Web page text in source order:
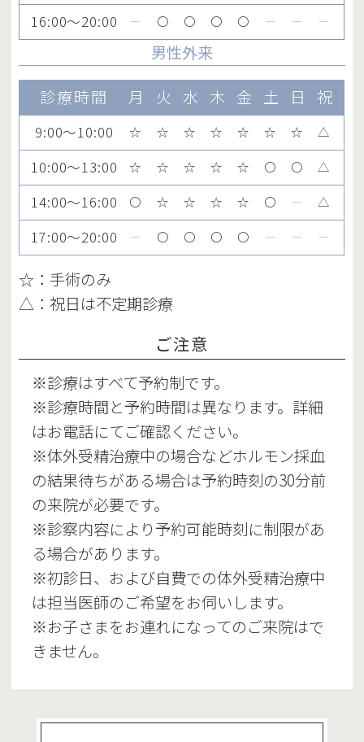
16:00～20:00 ー 〇 〇 〇 〇 ー ー ー
男性外来
診療時間
月 火 水 木 金 土 日 祝
9:00～10:00 ☆ ☆ ☆ ☆ ☆ ☆ ☆ △
10:00～13:00 ☆ ☆ ☆ ☆ ☆ 〇 〇 △
14:00～16:00 〇 ☆ ☆ ☆ ☆ 〇 ー △
17:00～20:00 ー 〇 〇 〇 〇 ー ー ー
☆：手術のみ
△：祝日は不定期診療
ご注意
※診療はすべて予約制です。
※診療時間と予約時間は異なります。詳細
はお電話にてご確認ください。
※体外受精治療中の場合などホルモン採血
の結果待ちがある場合は予約時刻の30分前
の来院が必要です。
※診察内容により予約可能時刻に制限があ
る場合があります。
※初診日、および自費での体外受精治療中
は担当医師のご希望をお伺いします。
※お子さまをお連れになってのご来院はで
きません。